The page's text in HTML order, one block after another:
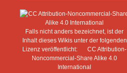
Falls nicht anders bezeichnet, ist der
Inhalt dieses Wikis unter der folgenden
Lizenz veröffentlicht:
CC Attribution-
Noncommercial-Share Alike 4.0
International